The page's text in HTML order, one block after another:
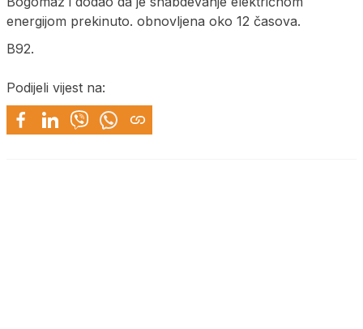
energijom prekinuto. obnovljena oko 12 časova.
B92.
Podijeli vijest na: